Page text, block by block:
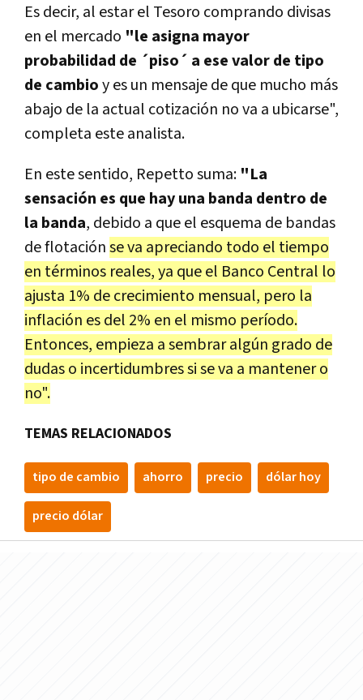
Es decir, al estar el Tesoro comprando divisas
en el mercado "le asigna mayor
probabilidad de ´piso´ a ese valor de tipo
de cambioy es un mensaje de que mucho más
abajo de la actual cotización no va a ubicarse",
completa este analista.
En este sentido, Repetto suma: "La
sensación es que hay una banda dentro de
la banda, debido a que el esquema de bandas
de flotaciónse va apreciando todo el tiempo
en términos reales, ya que el Banco Central lo
ajusta 1% de crecimiento mensual, pero la
inflación es del 2% en el mismo período.
Entonces, empieza a sembrar algún grado de
dudas o incertidumbres si se va a mantener o
no".
TEMAS RELACIONADOS
tipo de cambio ahorro precio dólar hoy
precio dólar